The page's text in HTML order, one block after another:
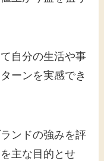
自分の生活や事
ーンを実感でき
ンドの強みを評
主な目的とせ